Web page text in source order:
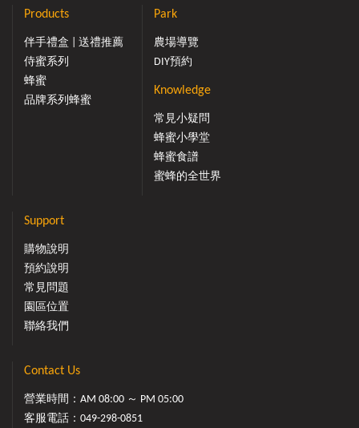
Products
伴手禮盒 | 送禮推薦
侍蜜系列
蜂蜜
品牌系列蜂蜜
Park
農場導覽
DIY預約
Knowledge
常見小疑問
蜂蜜小學堂
蜂蜜食譜
蜜蜂的全世界
Support
購物說明
預約說明
常見問題
園區位置
聯絡我們
Contact Us
營業時間：AM 08:00 ～ PM 05:00
客服電話： 049-298-0851